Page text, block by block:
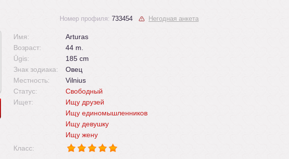
Номер профиля: 733454 Негодная анкета
Имя:
Arturas
Возраст:
44 m.
Ūgis:
185 cm
Знак зодиака:
Овец
Местность:
Vilnius
Статус:
Свободный
Ищет:
Ищу друзей
Ищу единомышленников
Ищу девушку
Ищу жену
Класс: